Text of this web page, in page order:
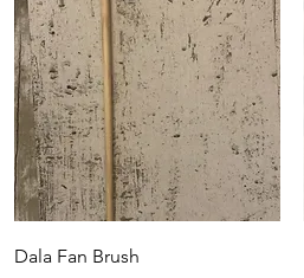
Schnellansicht
Dala Fan Brush